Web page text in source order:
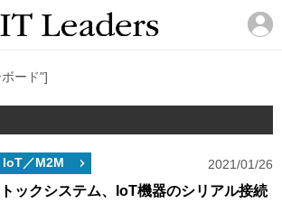
ード"]
IoT／M2M 2021/01/26
ックシステム、IoT機器のシリアル接続